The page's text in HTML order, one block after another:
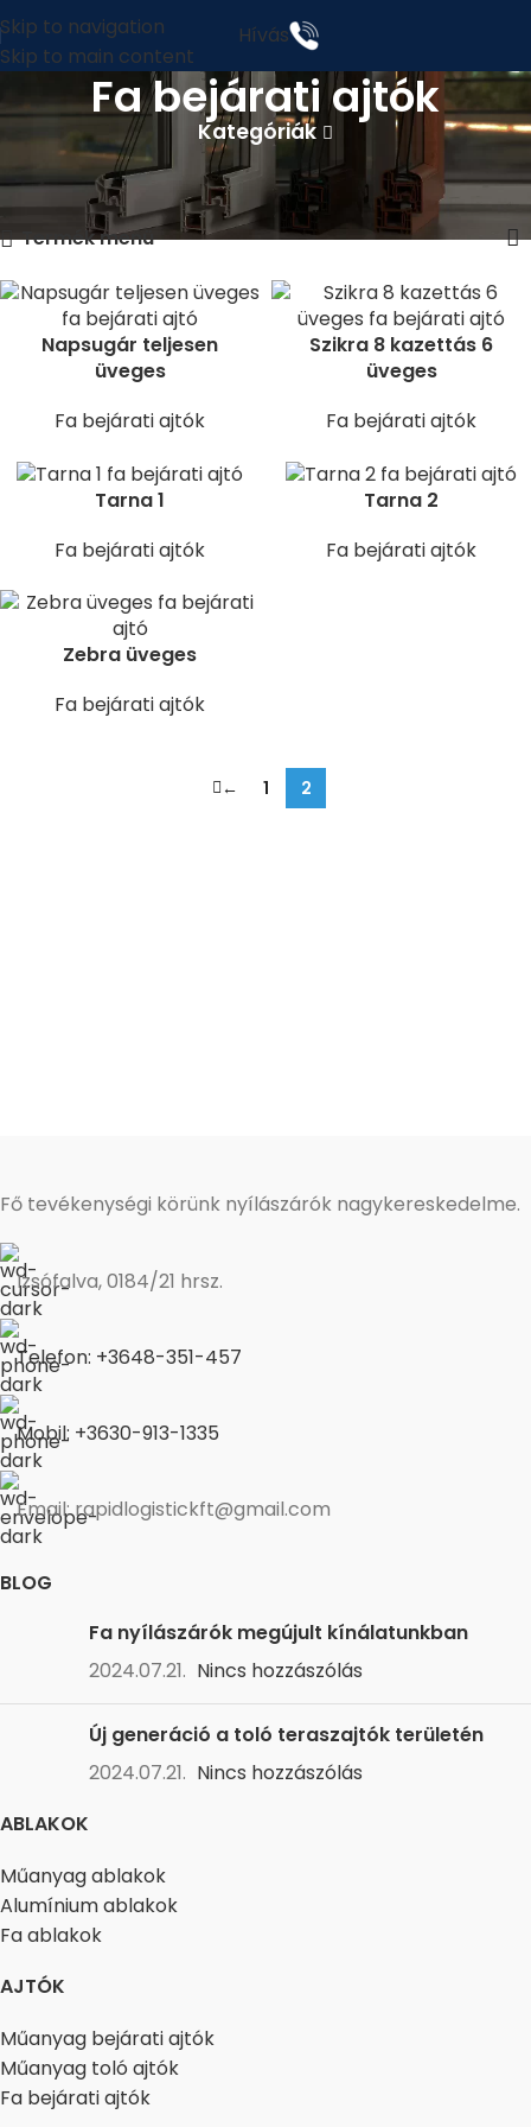
Skip to navigation
Skip to main content
Hívás
Fa bejárati ajtók
Kategóriák
Kezdőlap Fa bejárati ajtók
13–17 termék, összesen 17 db
Termék menü
Napsugár teljesen
üveges
Fa bejárati ajtók
Szikra 8 kazettás 6
üveges
Fa bejárati ajtók
Tarna 1
Fa bejárati ajtók
Tarna 2
Fa bejárati ajtók
Zebra üveges
Fa bejárati ajtók
← 1 2
Fő tevékenységi körünk nyílászárók nagykereskedelme.
Izsófalva, 0184/21 hrsz.
Telefon: +3648-351-457
Mobil: +3630-913-1335
Email: rapidlogistickft@gmail.com
BLOG
Fa nyílászárók megújult kínálatunkban
2024.07.21. Nincs hozzászólás
Új generáció a toló teraszajtók területén
2024.07.21. Nincs hozzászólás
ABLAKOK
Műanyag ablakok
Alumínium ablakok
Fa ablakok
AJTÓK
Műanyag bejárati ajtók
Műanyag toló ajtók
Fa bejárati ajtók